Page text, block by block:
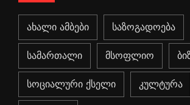
ახალი ამბები საზოგადოება
სამართალი მსოფლიო
სოციალური ქსელი კულტურა